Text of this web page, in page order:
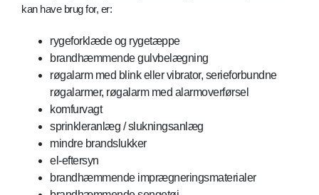
kan have brug for, er:
rygeforklæde og rygetæppe
brandhæmmende gulvbelægning
røgalarm med blink eller vibrator, serieforbundne
røgalarmer, røgalarm med alarmoverførsel
komfurvagt
sprinkleranlæg / slukningsanlæg
mindre brandslukker
el-eftersyn
brandhæmmende imprægneringsmaterialer